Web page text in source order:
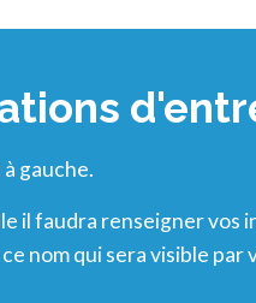
gauche.
il faudra renseigner vos
nom qui sera visible par